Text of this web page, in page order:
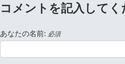
コメントを記入してく
あなたの名前: 必須